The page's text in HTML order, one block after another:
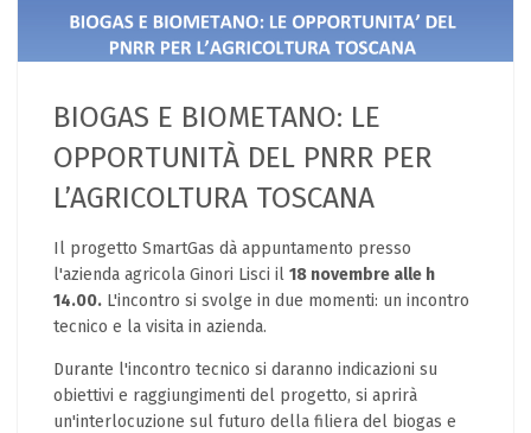
BIOGAS E BIOMETANO: LE
OPPORTUNITÀ DEL PNRR PER
L’AGRICOLTURA TOSCANA
Il progetto SmartGas dà appuntamento presso
l'azienda agricola Ginori Lisci il 18 novembre alle h
14.00. L'incontro si svolge in due momenti: un incontro
tecnico e la visita in azienda.
Durante l'incontro tecnico si daranno indicazioni su
obiettivi e raggiungimenti del progetto, si aprirà
un'interlocuzione sul futuro della filiera del biogas e